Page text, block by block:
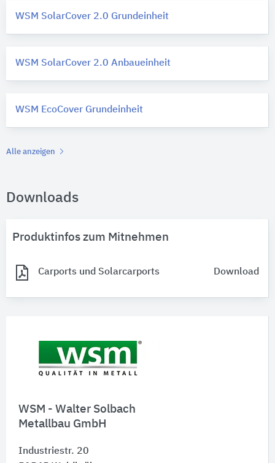
WSM - Walter Solbach
Metallbau GmbH
Industriestr. 20
WSM SolarCover 2.0 Grundeinheit
WSM SolarCover 2.0 Anbaueinheit
WSM EcoCover Grundeinheit
Alle anzeigen
Downloads
Produktinfos zum Mitnehmen
Carports und Solarcarports Download